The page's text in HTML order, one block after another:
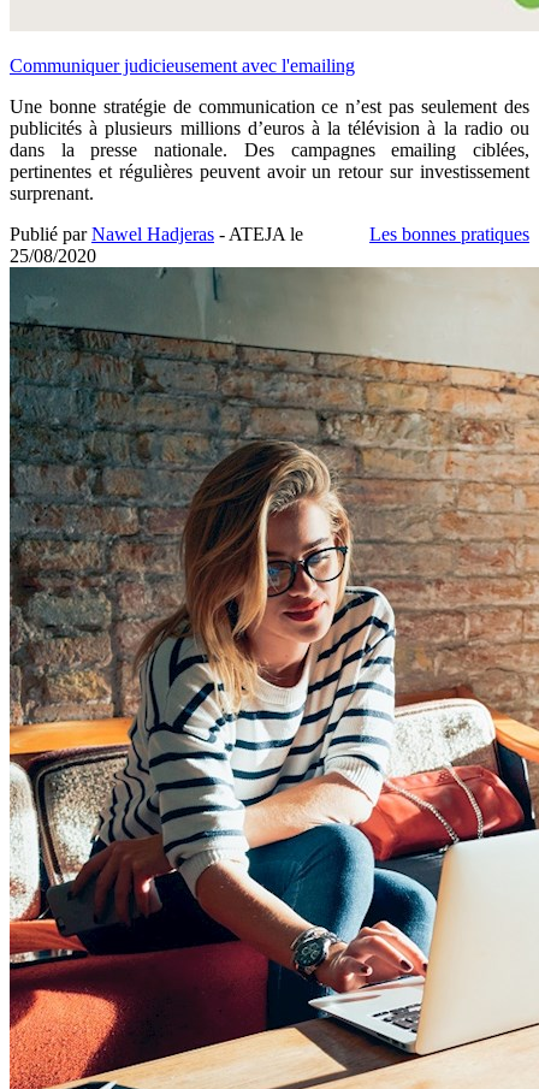
Communiquer judicieusement avec l'emailing
Une bonne stratégie de communication ce n’est pas seulement des
publicités à plusieurs millions d’euros à la télévision à la radio ou
dans la presse nationale. Des campagnes emailing ciblées,
pertinentes et régulières peuvent avoir un retour sur investissement
surprenant.
Les bonnes pratiques
Publié parNawel Hadjeras - ATEJA le
25/08/2020